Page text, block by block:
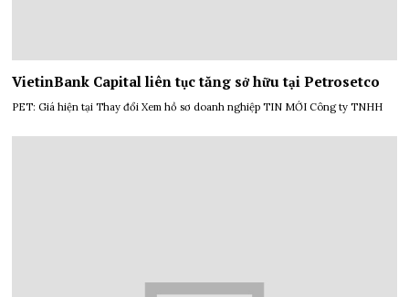
VietinBank Capital liên tục tăng sở hữu tại Petrosetco
PET: Giá hiện tại Thay đổi Xem hồ sơ doanh nghiệp TIN MỚI Công ty TNHH